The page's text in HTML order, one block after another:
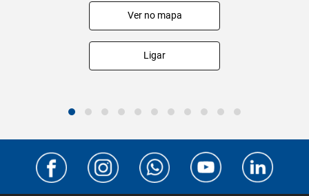
Ver no mapa
Ligar